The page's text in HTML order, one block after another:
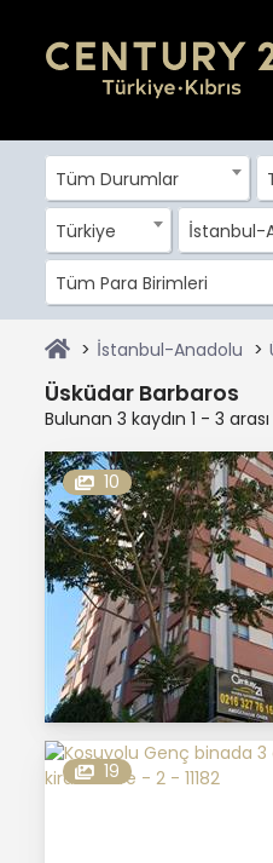
Tüm Durumlar
Türkiye İstanbul-
Tüm Para Birimleri
İstanbul-Anadolu
Üsküdar Barbaros
Bulunan 3 kaydın 1 - 3
10
19